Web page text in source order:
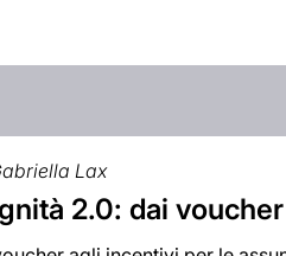
Lax
2.0: dai